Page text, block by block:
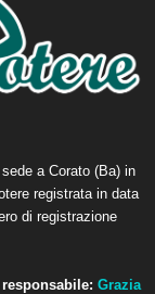
a Corato (Ba) in
registrata in data
di registrazione
responsabile: Grazia